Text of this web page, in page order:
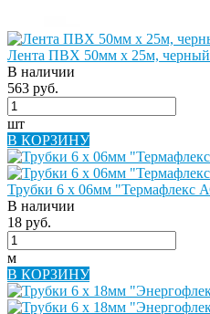
Лента ПВХ 50мм х 25м,
В наличии
563 руб.
шт
В КОРЗИНУ
Трубки 6 х 06мм "Термафлекс
В наличии
18 руб.
м
В КОРЗИНУ